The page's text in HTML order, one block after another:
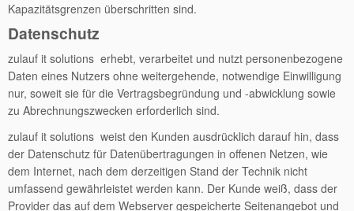
Kapazitätsgrenzen überschritten sind.
Datenschutz
zulauf it solutions erhebt, verarbeitet und nutzt personenbezogene
Daten eines Nutzers ohne weitergehende, notwendige Einwilligung
nur, soweit sie für die Vertragsbegründung und -abwicklung sowie
zu Abrechnungszwecken erforderlich sind.
zulauf it solutions weist den Kunden ausdrücklich darauf hin, dass
der Datenschutz für Datenübertragungen in offenen Netzen, wie
dem Internet, nach dem derzeitigen Stand der Technik nicht
umfassend gewährleistet werden kann. Der Kunde weiß, dass der
Provider das auf dem Webserver gespeicherte Seitenangebot und